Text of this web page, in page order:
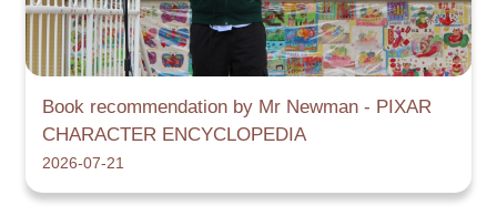
Book recommendation by Mr Newman - PIXAR
CHARACTER ENCYCLOPEDIA
2026-07-21